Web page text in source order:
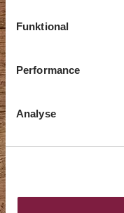
Funktional
Performance
Analyse